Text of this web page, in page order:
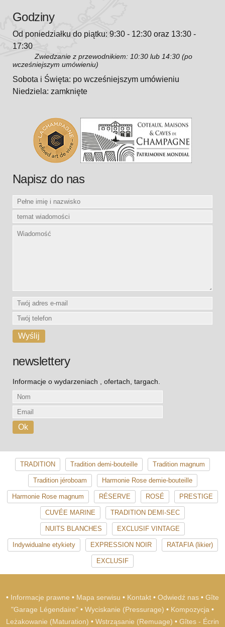
Godziny
Od poniedziałku do piątku: 9:30 - 12:30 oraz 13:30 -
17:30
Zwiedzanie z przewodnikiem: 10:30 lub 14:30 (po
wcześniejszym umówieniu)
Sobota i Święta: po wcześniejszym umówieniu
Niedziela: zamknięte
Napisz do nas
newslettery
Informacje o wydarzeniach , ofertach, targach.
TRADITION Tradition demi-bouteille Tradition magnum
Tradition jéroboam Harmonie Rose demie-bouteille
Harmonie Rose magnum RÉSERVE ROSÉ PRESTIGE
CUVÉE MARINE TRADITION DEMI-SEC
NUITS BLANCHES EXCLUSIF VINTAGE
Indywidualne etykiety EXPRESSION NOIR RATAFIA (likier)
EXCLUSIF
• Informacje prawne • Mapa serwisu • Kontakt • Odwiedź nas • Gîte
"Garage Légendaire" • Wyciskanie (Pressurage) • Kompozycja •
Leżakowanie (Maturation) • Wstrząsanie (Remuage) • Gîtes - Écrin